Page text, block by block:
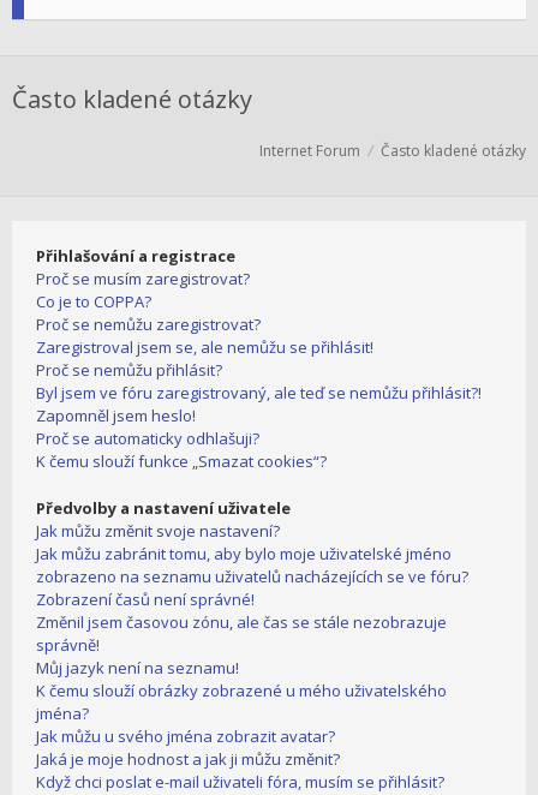
Často kladené otázky
Internet Forum Často kladené otázky
Přihlašování a registrace
Proč se musím zaregistrovat?
Co je to COPPA?
Proč se nemůžu zaregistrovat?
Zaregistroval jsem se, ale nemůžu se přihlásit!
Proč se nemůžu přihlásit?
Byl jsem ve fóru zaregistrovaný, ale teď se nemůžu přihlásit?!
Zapomněl jsem heslo!
Proč se automaticky odhlašuji?
K čemu slouží funkce „Smazat cookies“?
Předvolby a nastavení uživatele
Jak můžu změnit svoje nastavení?
Jak můžu zabránit tomu, aby bylo moje uživatelské jméno
zobrazeno na seznamu uživatelů nacházejících se ve fóru?
Zobrazení časů není správné!
Změnil jsem časovou zónu, ale čas se stále nezobrazuje
správně!
Můj jazyk není na seznamu!
K čemu slouží obrázky zobrazené u mého uživatelského
jména?
Jak můžu u svého jména zobrazit avatar?
Jaká je moje hodnost a jak ji můžu změnit?
Když chci poslat e-mail uživateli fóra, musím se přihlásit?